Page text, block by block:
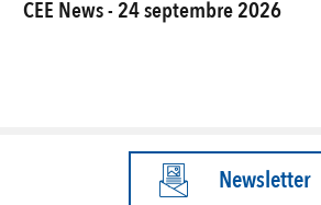
CEE News - 24 septembre 2026
Newsletter